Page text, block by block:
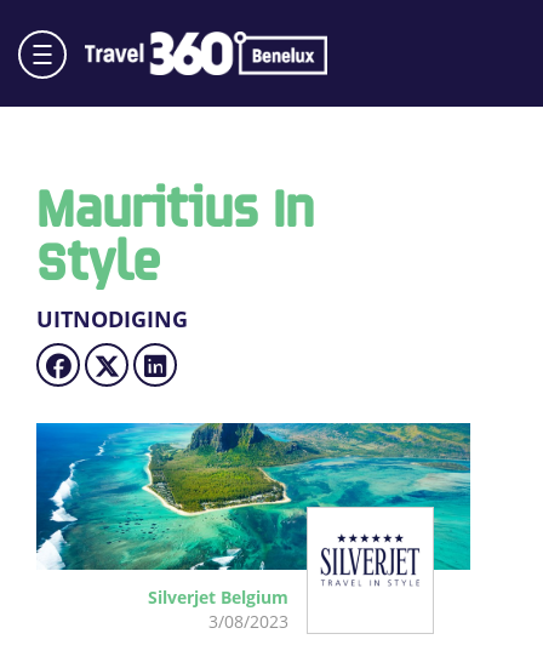
Mauritius In
Style
UITNODIGING
Silverjet Belgium
3/08/2023